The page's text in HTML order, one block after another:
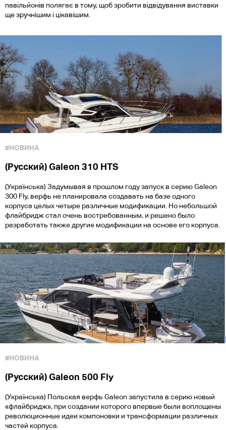
павільйонів полягає в тому, щоб зробити відвідування виставки
ще зручнішим і цікавішим.
#НОВИНА
(Русский) Galeon 310 HTS
(Українська) Задумывая в прошлом году запуск в серию Galeon
300 Fly, верфь не планировала создавать на базе одного
корпуса целых четыре различные модификации. Но небольшой
флайбридж стал очень востребованным, и решено было
разработать также другие модификации на основе его корпуса.
#НОВИНА
(Русский) Galeon 500 Fly
(Українська) Польская верфь Galeon запустила в серию новый
«флайбридж», при создании которого впервые были воплощены
революционные идеи компоновки и трансформации различных
частей корпуса.